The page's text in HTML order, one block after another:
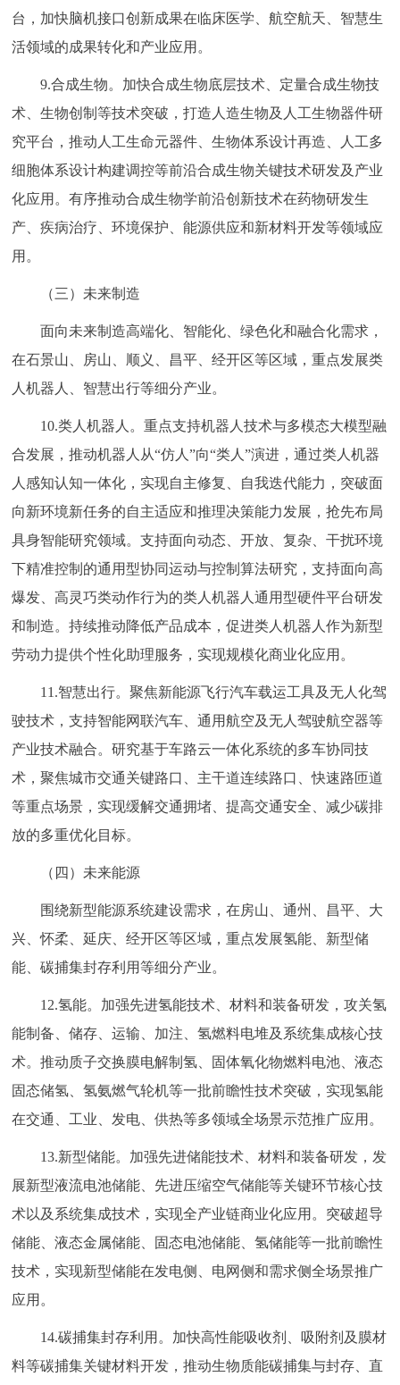
台，加快脑机接口创新成果在临床医学、航空航天、智慧生
活领域的成果转化和产业应用。
9.合成生物。加快合成生物底层技术、定量合成生物技
术、生物创制等技术突破，打造人造生物及人工生物器件研
究平台，推动人工生命元器件、生物体系设计再造、人工多
细胞体系设计构建调控等前沿合成生物关键技术研发及产业
化应用。有序推动合成生物学前沿创新技术在药物研发生
产、疾病治疗、环境保护、能源供应和新材料开发等领域应
用。
（三）未来制造
面向未来制造高端化、智能化、绿色化和融合化需求，
在石景山、房山、顺义、昌平、经开区等区域，重点发展类
人机器人、智慧出行等细分产业。
10.类人机器人。重点支持机器人技术与多模态大模型融
合发展，推动机器人从“仿人”向“类人”演进，通过类人机器
人感知认知一体化，实现自主修复、自我迭代能力，突破面
向新环境新任务的自主适应和推理决策能力发展，抢先布局
具身智能研究领域。支持面向动态、开放、复杂、干扰环境
下精准控制的通用型协同运动与控制算法研究，支持面向高
爆发、高灵巧类动作行为的类人机器人通用型硬件平台研发
和制造。持续推动降低产品成本，促进类人机器人作为新型
劳动力提供个性化助理服务，实现规模化商业化应用。
11.智慧出行。聚焦新能源飞行汽车载运工具及无人化驾
驶技术，支持智能网联汽车、通用航空及无人驾驶航空器等
产业技术融合。研究基于车路云一体化系统的多车协同技
术，聚焦城市交通关键路口、主干道连续路口、快速路匝道
等重点场景，实现缓解交通拥堵、提高交通安全、减少碳排
放的多重优化目标。
（四）未来能源
围绕新型能源系统建设需求，在房山、通州、昌平、大
兴、怀柔、延庆、经开区等区域，重点发展氢能、新型储
能、碳捕集封存利用等细分产业。
12.氢能。加强先进氢能技术、材料和装备研发，攻关氢
能制备、储存、运输、加注、氢燃料电堆及系统集成核心技
术。推动质子交换膜电解制氢、固体氧化物燃料电池、液态
固态储氢、氢氨燃气轮机等一批前瞻性技术突破，实现氢能
在交通、工业、发电、供热等多领域全场景示范推广应用。
13.新型储能。加强先进储能技术、材料和装备研发，发
展新型液流电池储能、先进压缩空气储能等关键环节核心技
术以及系统集成技术，实现全产业链商业化应用。突破超导
储能、液态金属储能、固态电池储能、氢储能等一批前瞻性
技术，实现新型储能在发电侧、电网侧和需求侧全场景推广
应用。
14.碳捕集封存利用。加快高性能吸收剂、吸附剂及膜材
料等碳捕集关键材料开发，推动生物质能碳捕集与封存、直